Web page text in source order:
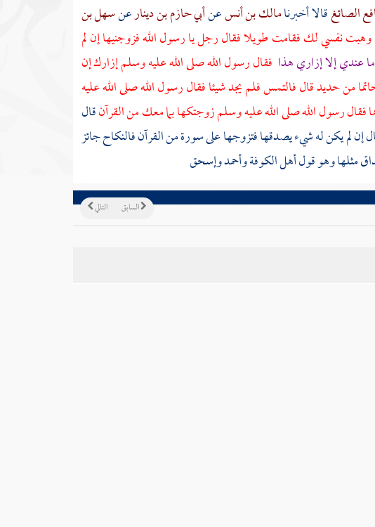
الصائغقالا أخبرنامالك بن أنسعنأبي حازم بن دينارعنسهل بن
وهبت نفسي لك فقامت طويلا فقال رجل يا رسول الله فزوجنيها إن لم
عندي إلا إزاري هذا فقال رسول الله صلى الله عليه وسلم إزارك إن
من حديد قال فالتمس فلم يجد شيئا فقال رسول الله صلى الله عليه
رسول الله صلى الله عليه وسلم زوجتكها بما معك من القرآنقال
إن لم يكن له شيء يصدقها فتزوجها على سورة من القرآن فالنكاح جائز
مثلها وهو قول أهلالكوفةوأحمدوإسحق
التالي السابق